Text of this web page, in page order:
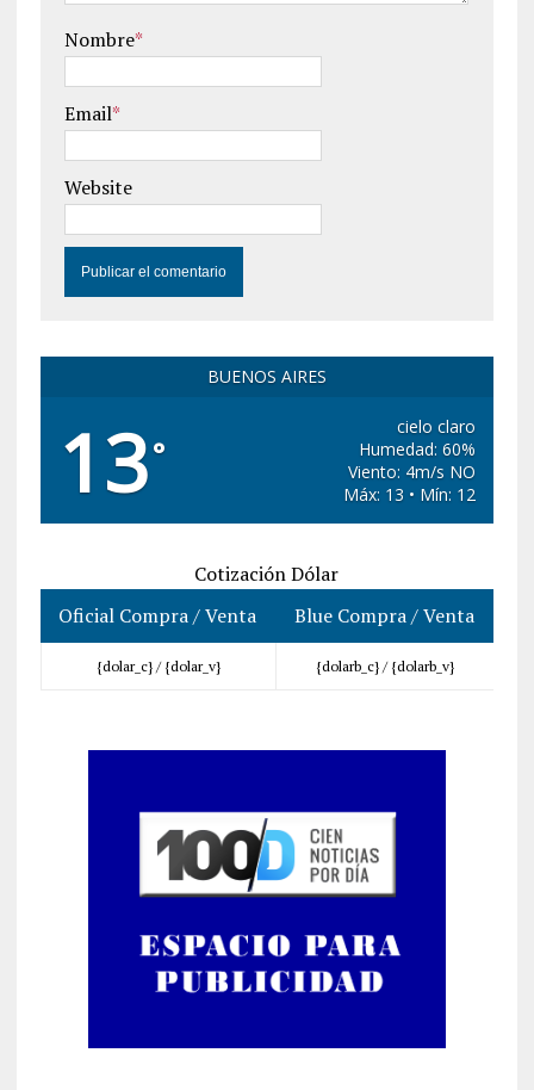
Nombre*
Email*
Website
BUENOS AIRES
13°
cielo claro
Humedad: 60%
Viento: 4m/s NO
Máx: 13 • Mín: 12
Cotización Dólar
Oficial Compra / Venta
Blue Compra / Venta
{dolar_c} / {dolar_v} {dolarb_c} / {dolarb_v}